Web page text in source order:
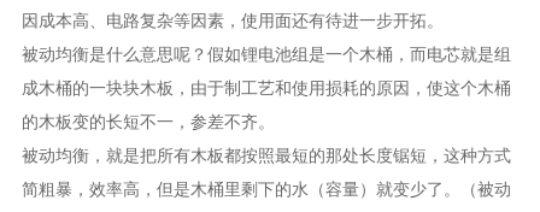
因成本高、电路复杂等因素，使用面还有待进一步开拓。
被动均衡是什么意思呢？假如锂电池组是一个木桶，而电芯就是组
成木桶的一块块木板，由于制工艺和使用损耗的原因，使这个木桶
的木板变的长短不一，参差不齐。
被动均衡，就是把所有木板都按照最短的那处长度锯短，这种方式
简粗暴，效率高，但是木桶里剩下的水（容量）就变少了。（被动